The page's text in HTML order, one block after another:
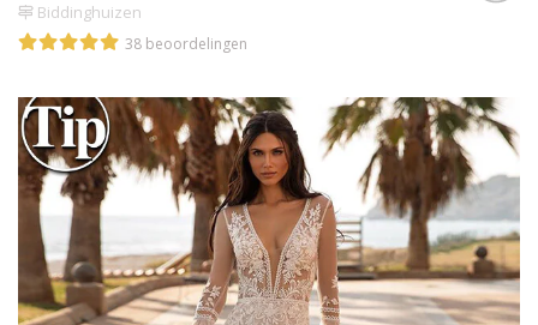
Biddinghuizen
38 beoordelingen